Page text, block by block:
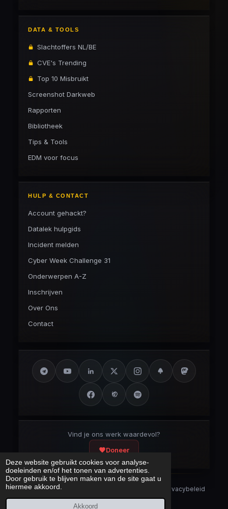
Deze website gebruikt cookies voor analyse-
doeleinden en/of het tonen van advertenties.
Door gebruik te blijven maken van de site gaat u
hiermee akkoord.
Akkoord
DATA & TOOLS
Slachtoffers NL/BE
CVE's Trending
Top 10 Misbruikt
Screenshot Darkweb
Rapporten
Bibliotheek
Tips & Tools
EDM voor focus
HULP & CONTACT
Account gehackt?
Datalek hulpgids
Incident melden
Cyber Week Challenge 31
Onderwerpen A-Z
Inschrijven
Over Ons
Contact
Vind je ons werk waardevol?
Doneer
Security Disclaimer
Privacybeleid
CookieverklaringSitemap